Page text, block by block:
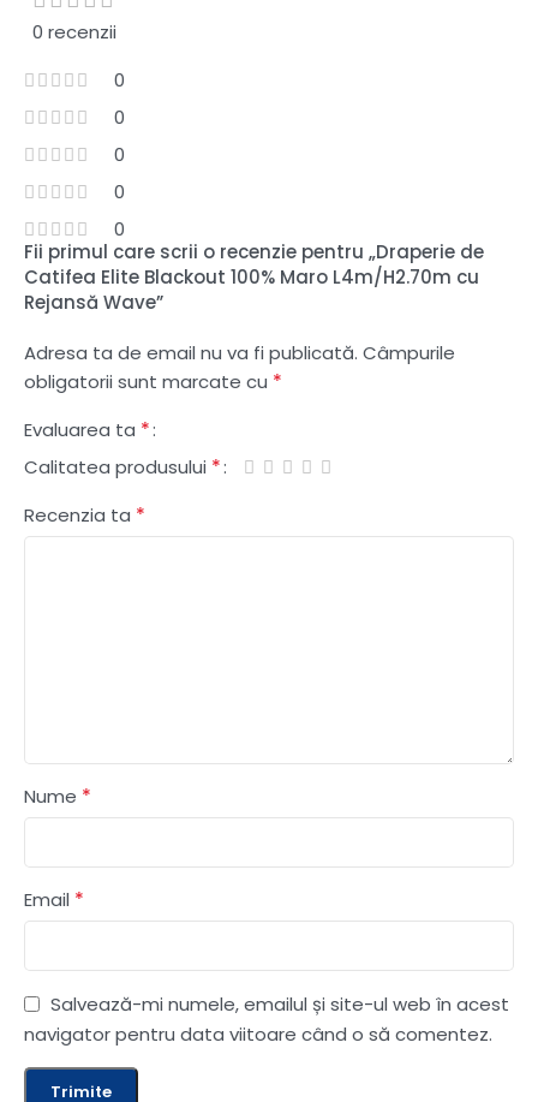
0 recenzii
0
0
0
0
0
Fii primul care scrii o recenzie pentru „Draperie de
Catifea Elite Blackout 100% Maro L4m/H2.70m cu
Rejansă Wave”
Adresa ta de email nu va fi publicată. Câmpurile
obligatorii sunt marcate cu *
Evaluarea ta *
Calitatea produsului *
Recenzia ta *
Nume *
Email *
Salvează-mi numele, emailul și site-ul web în acest
navigator pentru data viitoare când o să comentez.